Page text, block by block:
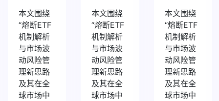
本文围绕
“熔断ETF
机制解析
与市场波
动风险管
理新思路
及其在全
球市场中
本文围绕
“熔断ETF
机制解析
与市场波
动风险管
理新思路
及其在全
球市场中
本文围绕
“熔断ETF
机制解析
与市场波
动风险管
理新思路
及其在全
球市场中